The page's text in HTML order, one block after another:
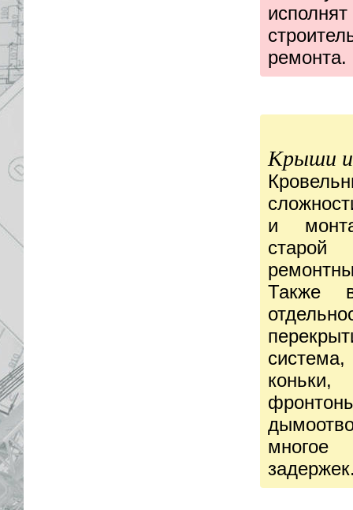
ремонта.
Крыши
и
старой
Также
коньки,
многое